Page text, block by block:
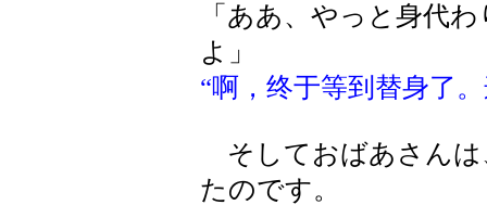
「ああ、やっと身代
よ」
“啊，终于等到替身了
そしておばあさんは
たのです。